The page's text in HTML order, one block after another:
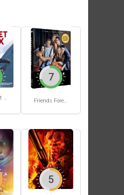
Le Sommet des Dieux Friends Forever
7
5